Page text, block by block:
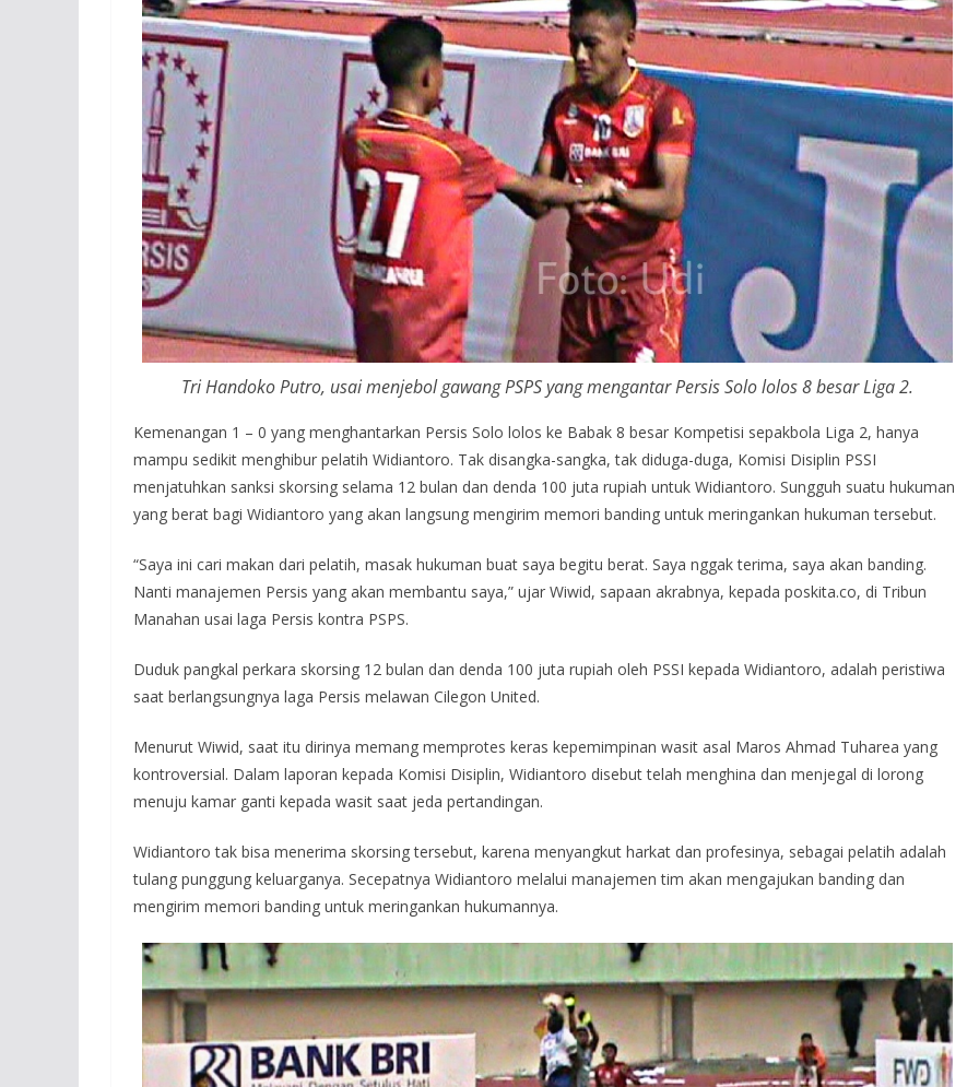
Tri Handoko Putro, usai menjebol gawang PSPS yang mengantar Persis Solo lolos 8 besar Liga 2.
Kemenangan 1 – 0 yang menghantarkan Persis Solo lolos ke Babak 8 besar Kompetisi sepakbola Liga 2, hanya
mampu sedikit menghibur pelatih Widiantoro. Tak disangka-sangka, tak diduga-duga, Komisi Disiplin PSSI
menjatuhkan sanksi skorsing selama 12 bulan dan denda 100 juta rupiah untuk Widiantoro. Sungguh suatu hukuman
yang berat bagi Widiantoro yang akan langsung mengirim memori banding untuk meringankan hukuman tersebut.
“Saya ini cari makan dari pelatih, masak hukuman buat saya begitu berat. Saya nggak terima, saya akan banding.
Nanti manajemen Persis yang akan membantu saya,” ujar Wiwid, sapaan akrabnya, kepada poskita.co, di Tribun
Manahan usai laga Persis kontra PSPS.
Duduk pangkal perkara skorsing 12 bulan dan denda 100 juta rupiah oleh PSSI kepada Widiantoro, adalah peristiwa
saat berlangsungnya laga Persis melawan Cilegon United.
Menurut Wiwid, saat itu dirinya memang memprotes keras kepemimpinan wasit asal Maros Ahmad Tuharea yang
kontroversial. Dalam laporan kepada Komisi Disiplin, Widiantoro disebut telah menghina dan menjegal di lorong
menuju kamar ganti kepada wasit saat jeda pertandingan.
Widiantoro tak bisa menerima skorsing tersebut, karena menyangkut harkat dan profesinya, sebagai pelatih adalah
tulang punggung keluarganya. Secepatnya Widiantoro melalui manajemen tim akan mengajukan banding dan
mengirim memori banding untuk meringankan hukumannya.